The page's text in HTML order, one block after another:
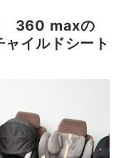
360 maxの
イルドシート